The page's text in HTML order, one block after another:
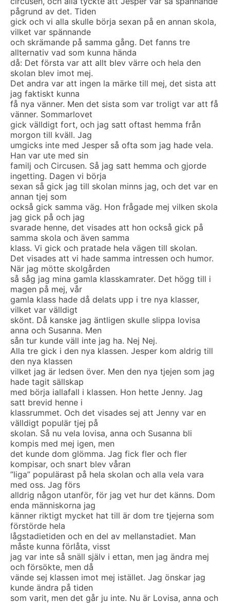
pågrund av det. Tiden
gick och vi alla skulle börja sexan på en annan skola,
vilket var spännande
och skrämande på samma gång. Det fanns tre
allternativ vad som kunna hända
då: Det första var att allt blev värre och hela den
skolan blev imot mej.
Det andra var att ingen la märke till mej, det sista att
jag faktiskt kunna
få nya vänner. Men det sista som var troligt var att få
vänner. Sommarlovet
gick välldigt fort, och jag satt oftast hemma från
morgon till kväll. Jag
umgicks inte med Jesper så ofta som jag hade vela.
Han var ute med sin
familj och Circusen. Så jag satt hemma och gjorde
ingetting. Dagen vi börja
sexan så gick jag till skolan minns jag, och det var en
annan tjej som
också gick samma väg. Hon frågade mej vilken skola
jag gick på och jag
svarade henne, det visades att hon också gick på
samma skola och även samma
klass. Vi gick och pratade hela vägen till skolan.
Det visades att vi hade samma intressen och humor.
När jag mötte skolgården
så såg jag mina gamla klasskamrater. Det högg till i
magen på mej, vår
gamla klass hade då delats upp i tre nya klasser,
vilket var välldigt
skönt. Då kanske jag äntligen skulle slippa lovisa
anna och Susanna. Men
sån tur kunde väll inte jag ha. Nej Nej.
Alla tre gick i den nya klassen. Jesper kom aldrig till
den nya klassen
vilket jag är ledsen över. Men den nya tjejen som jag
hade tagit sällskap
med börja iallafall i klassen. Hon hette Jenny. Jag
satt brevid henne i
klassrummet. Och det visades sej att Jenny var en
välldigt populär tjej på
skolan. Så nu vela lovisa, anna och Susanna bli
kompis med mej igen, men
det kunde dom glömma. Jag fick fler och fler
kompisar, och snart blev våran
”liga” populärast på hela skolan och alla vela vara
med oss. Jag förs
alldrig någon utanför, för jag vet hur det känns. Dom
enda människorna jag
känner riktigt mycket hat till är dom tre tjejerna som
förstörde hela
lågstadietiden och en del av mellanstadiet. Man
måste kunna förlåta, visst
jag var inte så snäll själv i ettan, men jag ändra mej
och försökte, men då
vände sej klassen imot mej istället. Jag önskar jag
kunde ändra på tiden
som varit, men det går ju inte. Nu är Lovisa, anna och